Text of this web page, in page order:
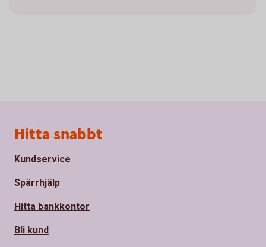
Sidfot
Hitta snabbt
Kundservice
Spärrhjälp
Hitta bankkontor
Bli kund